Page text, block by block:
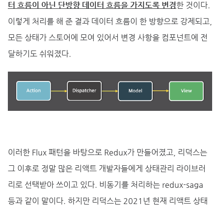
터 흐름이 아닌 단방향 데이터 흐름을 가지도록 변경한 것이다.
이렇게 처리를 해 준 결과 데이터 흐름이 한 방향으로 강제되고,
모든 상태가 스토어에 모여 있어서 변경 사항을 컴포넌트에 전
달하기도 쉬워졌다.
이러한 Flux 패턴을 바탕으로 Redux가 만들어졌고, 리덕스는
그 이후로 정말 많은 리액트 개발자들에게 상태관리 라이브러
리로 선택받아 쓰이고 있다. 비동기를 처리하는 redux-saga
등과 같이 말이다. 하지만 리덕스는 2021년 현재 리액트 상태